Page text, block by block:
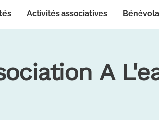
Activités associatives
A